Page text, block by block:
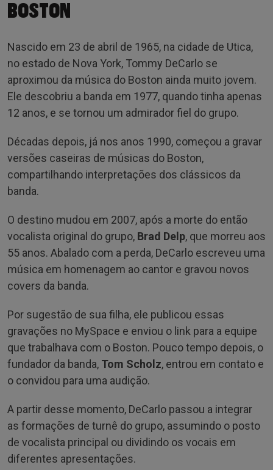
BOSTON
Nascido em 23 de abril de 1965, na cidade de Utica,
no estado de Nova York, Tommy DeCarlo se
aproximou da música do Boston ainda muito jovem.
Ele descobriu a banda em 1977, quando tinha apenas
12 anos, e se tornou um admirador fiel do grupo.
Décadas depois, já nos anos 1990, começou a gravar
versões caseiras de músicas do Boston,
compartilhando interpretações dos clássicos da
banda.
O destino mudou em 2007, após a morte do então
vocalista original do grupo, Brad Delp, que morreu aos
55 anos. Abalado com a perda, DeCarlo escreveu uma
música em homenagem ao cantor e gravou novos
covers da banda.
Por sugestão de sua filha, ele publicou essas
gravações no MySpace e enviou o link para a equipe
que trabalhava com o Boston. Pouco tempo depois, o
fundador da banda, Tom Scholz, entrou em contato e
o convidou para uma audição.
A partir desse momento, DeCarlo passou a integrar
as formações de turnê do grupo, assumindo o posto
de vocalista principal ou dividindo os vocais em
diferentes apresentações.